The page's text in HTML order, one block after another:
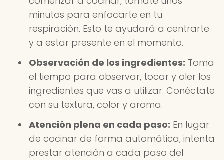
minutos para enfocarte en tu
respiración. Esto te ayudará a centrarte
y a estar presente en el momento.
Observación de los ingredientes: Toma
el tiempo para observar, tocar y oler los
ingredientes que vas a utilizar. Conéctate
con su textura, color y aroma.
Atención plena en cada paso: En lugar
de cocinar de forma automática, intenta
prestar atención a cada paso del